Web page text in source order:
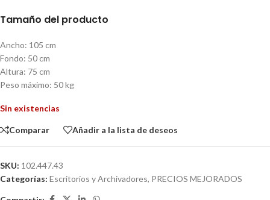
Tamaño del producto
Ancho: 105 cm
Fondo: 50 cm
Altura: 75 cm
Peso máximo: 50 kg
Sin existencias
Comparar Añadir a la lista de deseos
SKU: 102.447.43
Categorías: Escritorios y Archivadores, PRECIOS MEJORADOS